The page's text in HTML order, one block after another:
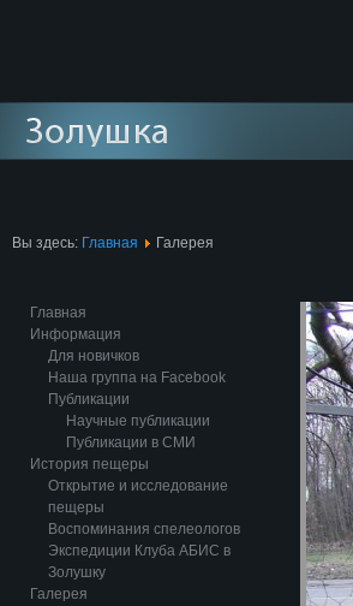
Вы здесь: Главная Галерея
Главная
Информация
Для новичков
Наша группа на Facebook
Публикации
Научные публикации
Публикации в СМИ
История пещеры
Открытие и исследование
пещеры
Воспоминания спелеологов
Экспедиции Клуба АБИС в
Золушку
Галерея